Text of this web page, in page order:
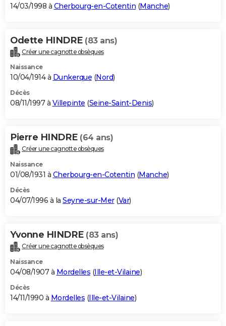
14/03/1998 à Cherbourg-en-Cotentin (Manche)
Odette HINDRE (83 ans)
Créer une cagnotte obsèques
Naissance
10/04/1914 à Dunkerque (Nord)
Décès
08/11/1997 à Villepinte (Seine-Saint-Denis)
Pierre HINDRE (64 ans)
Créer une cagnotte obsèques
Naissance
01/08/1931 à Cherbourg-en-Cotentin (Manche)
Décès
04/07/1996 à la Seyne-sur-Mer(Var)
Yvonne HINDRE (83 ans)
Créer une cagnotte obsèques
Naissance
04/08/1907 à Mordelles (Ille-et-Vilaine)
Décès
14/11/1990 à Mordelles (Ille-et-Vilaine)